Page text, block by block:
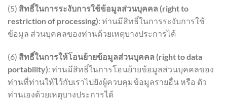
(5) สิทธิ์ในการระงับการใช้ข้อมูลส่วนบุคคล (right to
restriction of processing): ท่านมีสิทธิ์ในการระงับการใช้
ข้อมูล ส่วนบุคคลของท่านด้วยเหตุบางประการได้
(6) สิทธิ์ในการให้โอนย้ายข้อมูลส่วนบุคคล (right to data
portability): ท่านมีสิทธิ์ในการโอนย้ายข้อมูลส่วนบุคคลของ
ท่านที่ท่านให้ไว้กับเราไปยังผู้ควบคุมข้อมูลรายอื่น หรือ ตัว
ท่านเองด้วยเหตุบางประการได้